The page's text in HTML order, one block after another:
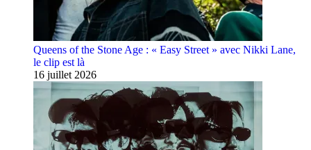
Queens of the Stone Age : « Easy Street » avec Nikki Lane,
le clip est là
16 juillet 2026